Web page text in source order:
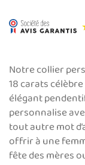
Notre collier
18 carats
élégant
personnalise
tout autre mot
offrir à une
fête des mères